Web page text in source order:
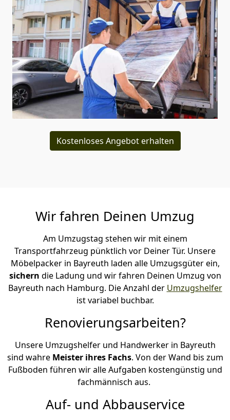
Kostenloses Angebot erhalten
Wir fahren Deinen Umzug
Am Umzugstag stehen wir mit einem
Transportfahrzeug pünktlich vor Deiner Tür. Unsere
Möbelpacker in Bayreuth laden alle Umzugsgüter ein,
sichern die Ladung und wir fahren Deinen Umzug von
Bayreuth nach Hamburg. Die Anzahl der Umzugshelfer
ist variabel buchbar.
Renovierungsarbeiten?
Unsere Umzugshelfer und Handwerker in Bayreuth
sind wahre Meister ihres Fachs. Von der Wand bis zum
Fußboden führen wir alle Aufgaben kostengünstig und
fachmännisch aus.
Auf- und Abbauservice